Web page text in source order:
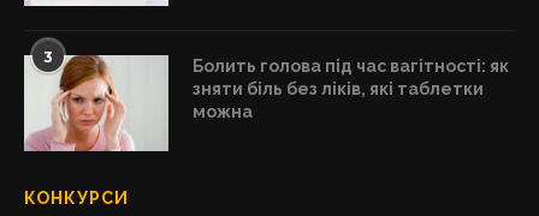
3
Болить голова під час вагітності: як
зняти біль без ліків, які таблетки
можна
КОНКУРСИ